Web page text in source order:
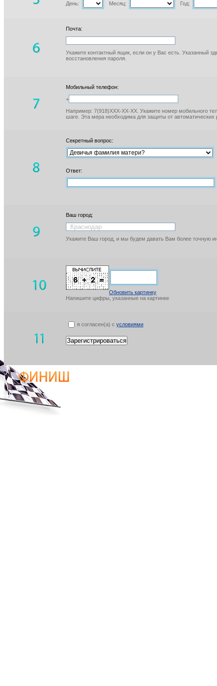
День: Месяц: Год:
Почта:
Укажите контактный ящик, если он у Вас есть. Указанный
восстановления пароля.
Мобильный телефон:
+
Например: 7(918)XXX-XX-XX. Укажите номер мобильного
шаге. Эта мера необходима для защиты от автоматических
Секретный вопрос:
Ответ:
Ваш город:
Укажите Ваш город, и мы будем давать Вам более точную
Обновить картинку
Напишите цифры, указанные на картинке
я согласен(а) с условиями
Зарегистрироваться